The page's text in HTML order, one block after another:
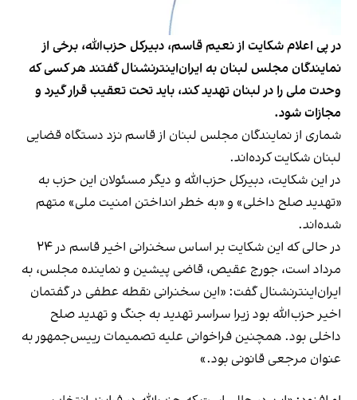
در پی اعلام شکایت‌ از نعیم قاسم، دبیرکل حزب‌الله، برخی از
نمایندگان مجلس لبنان به ایران‌اینترنشنال گفتند هر کسی که
وحدت ملی را در لبنان تهدید کند، باید تحت تعقیب قرار گیرد و
مجازات شود.
شماری از نمایندگان مجلس لبنان از قاسم نزد دستگاه قضایی
لبنان شکایت کرده‌اند.
در این شکایت، دبیرکل حزب‌الله و دیگر مسئولان این حزب به
«تهدید صلح داخلی» و «به خطر انداختن امنیت ملی» متهم
شده‌‌اند.
در حالی که این شکایت بر اساس سخنرانی اخیر قاسم در ۲۴
مرداد است، جورج عقیص، قاضی پیشین و نماینده مجلس، به
ایران‌اینترنشنال گفت: «این سخنرانی نقطه‌ عطفی در گفتمان
اخیر حزب‌الله بود زیرا سراسر تهدید به جنگ و تهدید صلح
داخلی بود. همچنین فراخوانی علیه تصمیمات رییس‌جمهور به
عنوان مرجعی قانونی بود.»